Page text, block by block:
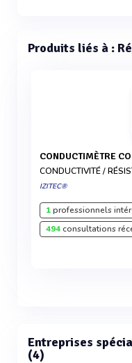
Produits liés à :
CONDUCTIMÈTRE
CONDUCTIVITÉ /
IZITEC®
1professionnels
494consultations
Entreprises
(4)